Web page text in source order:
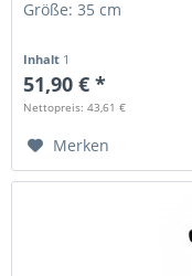
Größe: 35 cm
Inhalt 1
51,90 € *
Nettopreis: 43,61 €
Merken